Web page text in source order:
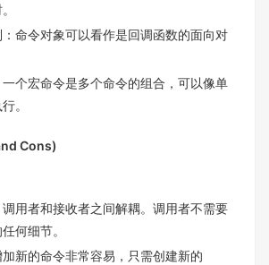
命令对象可以看作是回调函数的面向对
个宏命令是多个命令的组合，可以像单
。
Cons)
调用者和接收者之间解耦。调用者不需要
何细节。
加新的命令非常容易，只需创建新的